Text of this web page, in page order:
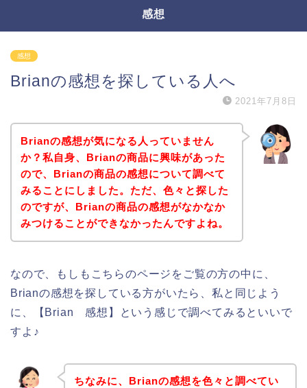
感想
感想
Brianの感想を探している人へ
2021年7月8日
Brianの感想が気になる人っていません
か？私自身、Brianの商品に興味があった
ので、Brianの商品の感想について調べて
みることにしました。ただ、色々と探した
のですが、Brianの商品の感想がなかなか
みつけることができなかったんですよね。
なので、もしもこちらのページをご覧の方の中に、
Brianの感想を探している方がいたら、私と同じよう
に、【Brian 感想】という感じで調べてみるといいで
すよ♪
ちなみに、Brianの感想を色々と調べてい